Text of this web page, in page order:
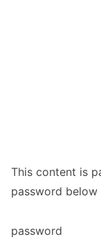
This content is
password
password